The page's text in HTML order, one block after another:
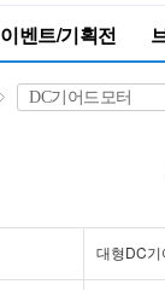
이벤트/기획전
대형DC기